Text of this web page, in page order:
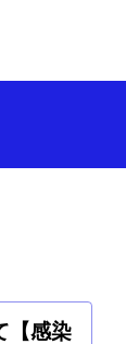
【感染